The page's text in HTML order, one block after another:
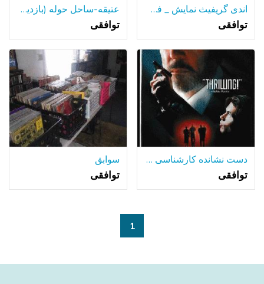
اندی گریفیث نمایش _ فصل 1
توافقی
عتیقه-ساحل حوله (بازدید کنندگان) - فک - - * علاقمندان فیلم*
توافقی
دست نشانده کارشناسی ارشد (1994) دی وی دی پهن
توافقی
سوابق
توافقی
1